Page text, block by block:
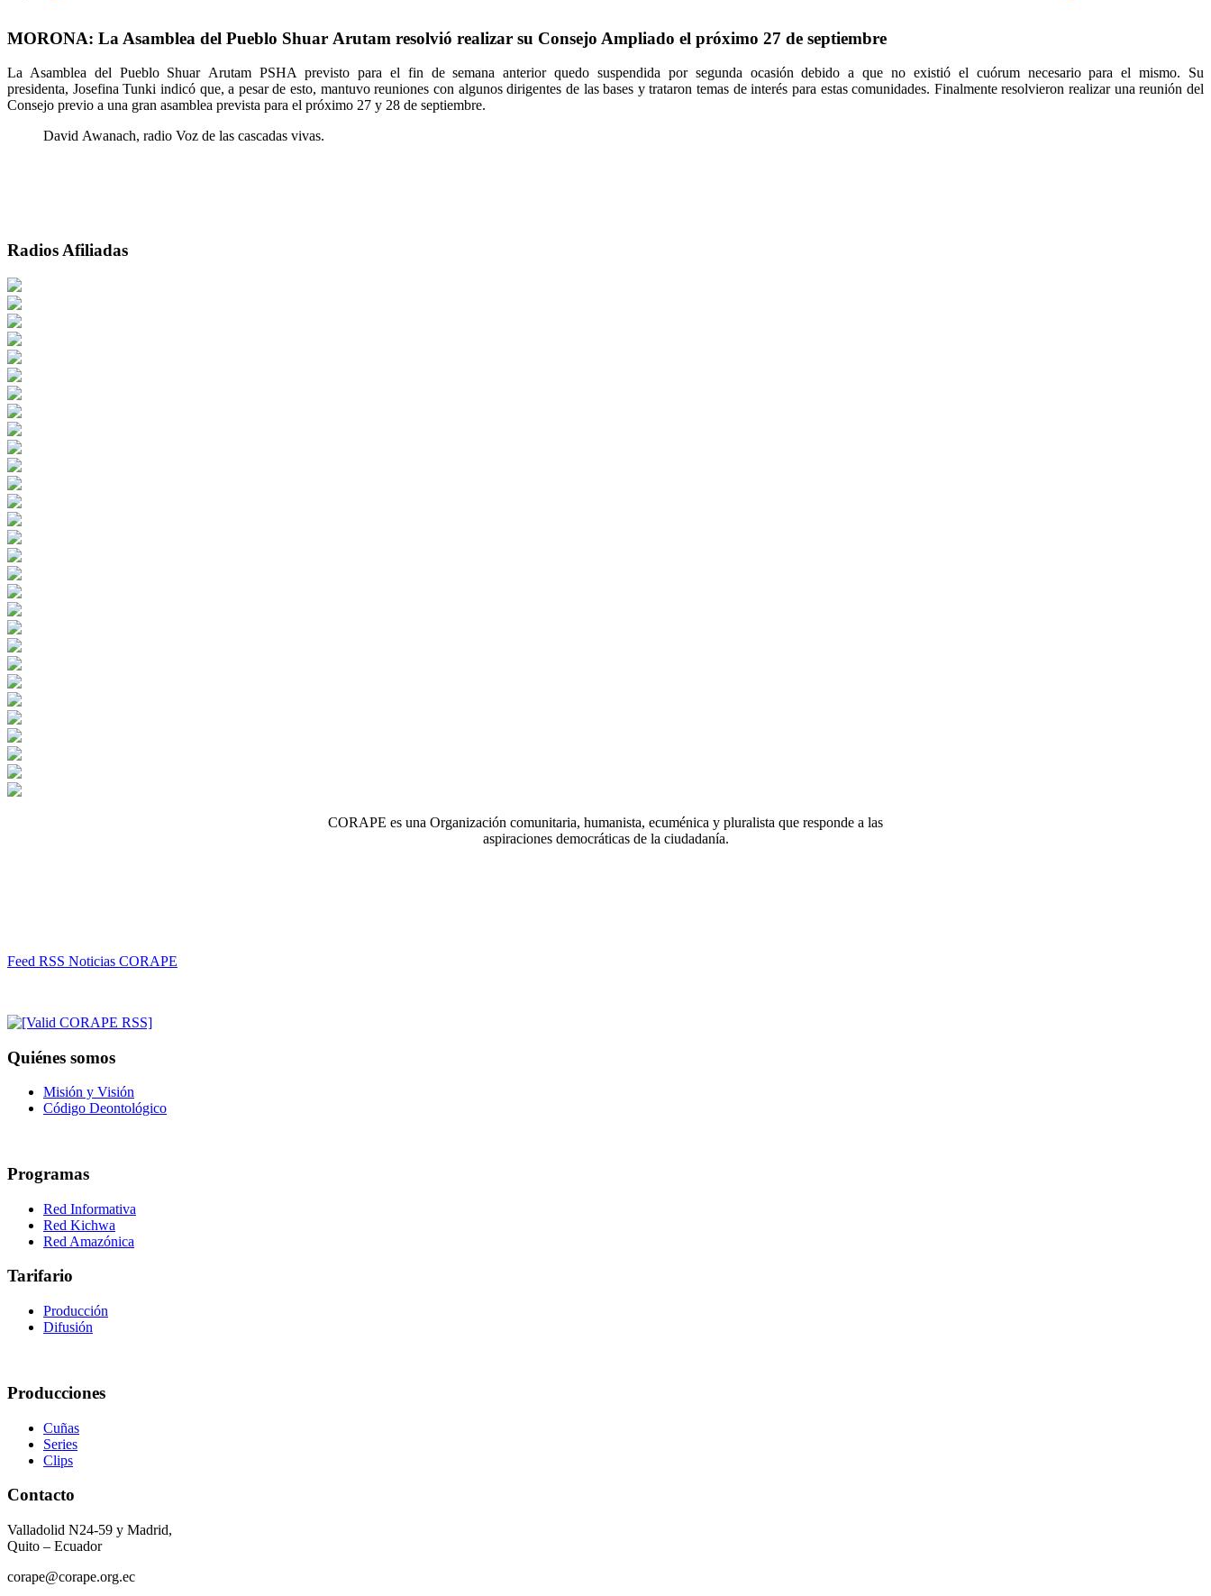
MORONA: La Asamblea del Pueblo Shuar Arutam resolvió realizar su Consejo Ampliado el próximo 27 de septiembre
La Asamblea del Pueblo Shuar Arutam PSHA previsto para el fin de semana anterior quedo suspendida por segunda ocasión debido a que no existió el cuórum necesario para el mismo. Su
presidenta, Josefina Tunki indicó que, a pesar de esto, mantuvo reuniones con algunos dirigentes de las bases y trataron temas de interés para estas comunidades. Finalmente resolvieron realizar una reunión del
Consejo previo a una gran asamblea prevista para el próximo 27 y 28 de septiembre.
David Awanach, radio Voz de las cascadas vivas.
Radios Afiliadas
CORAPE es una Organización comunitaria, humanista, ecuménica y pluralista que responde a las
aspiraciones democráticas de la ciudadanía.
Feed RSS Noticias CORAPE
Quiénes somos
Misión y Visión
Código Deontológico
Programas
Red Informativa
Red Kichwa
Red Amazónica
Tarifario
Producción
Difusión
Producciones
Cuñas
Series
Clips
Contacto
Valladolid N24-59 y Madrid,
Quito – Ecuador
corape@corape.org.ec